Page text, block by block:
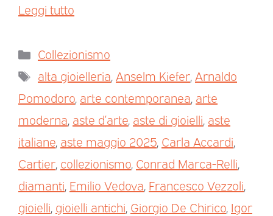
Leggi tutto
Collezionismo
alta gioielleria, Anselm Kiefer, Arnaldo
Pomodoro, arte contemporanea, arte
moderna, aste d’arte, aste di gioielli, aste
italiane, aste maggio 2025, Carla Accardi,
Cartier, collezionismo, Conrad Marca-Relli,
diamanti, Emilio Vedova, Francesco Vezzoli,
gioielli, gioielli antichi, Giorgio De Chirico, Igor